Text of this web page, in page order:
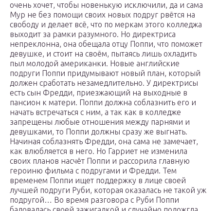
очень хочет, чтобы новенькую исключили, да и сама
Мур не без помощи своих новых подруг рвётся на
свободу и делает всё, что по меркам этого колледжа
выходит за рамки разумного. Но директриса
непреклонна, она обещала отцу Поппи, что поможет
девушке, и стоит на своём, пытаясь лишь охладить
пыл молодой американки. Новые английские
подруги Поппи придумывают новый план, который
должен сработать незамедлительно. У директрисы
есть сын Фредди, приезжающий на выходные в
пансион к матери. Поппи должна соблазнить его и
начать встречаться с ним, а так как в колледже
запрещены любые отношения между парнями и
девушками, то Поппи должны сразу же выгнать.
Начиная соблазнять Фредди, она сама не замечает,
как влюбляется в него. Но Гарриет не изменила
своих планов насчёт Поппи и рассорила главную
героиню фильма с подругами и Фредди. Тем
временем Поппи ищет поддержку в лице своей
лучшей подруги Руби, которая оказалась не такой уж
подругой… Во время разговора с Руби Поппи